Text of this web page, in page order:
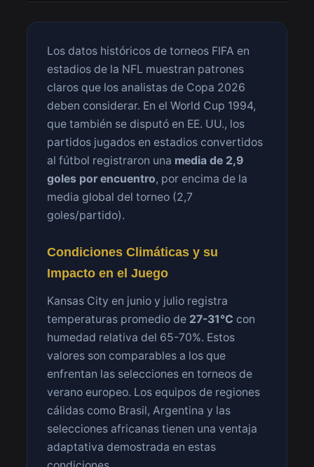
Los datos históricos de torneos FIFA en
estadios de la NFL muestran patrones
claros que los analistas de Copa 2026
deben considerar. En el World Cup 1994,
que también se disputó en EE. UU., los
partidos jugados en estadios convertidos
al fútbol registraron una media de 2,9
goles por encuentro, por encima de la
media global del torneo (2,7
goles/partido).
Condiciones Climáticas y su
Impacto en el Juego
Kansas City en junio y julio registra
temperaturas promedio de 27-31°C con
humedad relativa del 65-70%. Estos
valores son comparables a los que
enfrentan las selecciones en torneos de
verano europeo. Los equipos de regiones
cálidas como Brasil, Argentina y las
selecciones africanas tienen una ventaja
adaptativa demostrada en estas